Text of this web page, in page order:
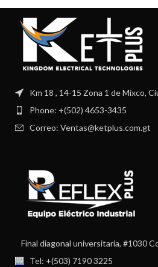
Km 18 , 14-15 Zona 1 de Mixco,
Phone: +(502) 4653-3435
Correo: Ventas@ketplus.com.gt
Final diagonal universitaria, #1030
Tel: +(503) 7190 3225